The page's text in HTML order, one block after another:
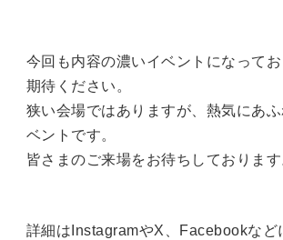
今回も内容の濃いイベントになって
期待ください。
狭い会場ではありますが、熱気にあ
ベントです。
皆さまのご来場をお待ちしております
詳細はInstagramやX、Facebookなど